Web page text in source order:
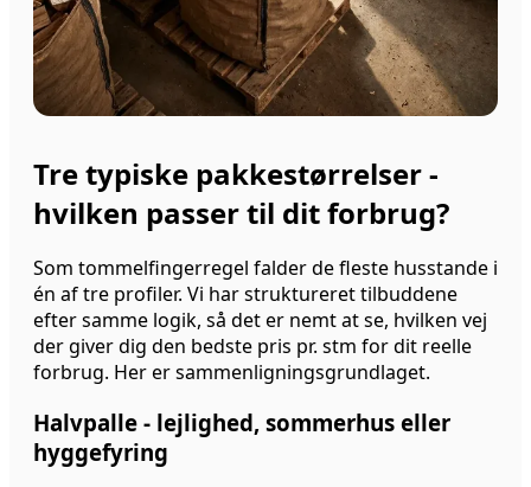
Tre typiske pakkestørrelser -
hvilken passer til dit forbrug?
Som tommelfingerregel falder de fleste husstande i
én af tre profiler. Vi har struktureret tilbuddene
efter samme logik, så det er nemt at se, hvilken vej
der giver dig den bedste pris pr. stm for dit reelle
forbrug. Her er sammenligningsgrundlaget.
Halvpalle - lejlighed, sommerhus eller
hyggefyring